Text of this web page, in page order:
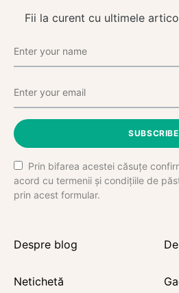
Fii la curent cu ultimele
SUBSCRIBE
Prin bifarea acestei căsuțe
acord cu termenii și condițiile de
prin acest formular.
Despre blog
Netichetă